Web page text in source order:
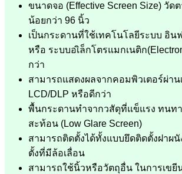
ขนาดจอ (Effective Screen Size) วั
น้อยกว่า 96 นิ้ว
เป็นกระดานที่ใช้เทคโนโลยีระบบ อินฟ
หรือ ระบบอเิล็กโตรแมกเนติก
กว่า
สามารถแสดงผลจากคอมพิวเตอร์ผ่าน
LCD/DLP หรือดีกว่า
พื้นกระดานทำจากวสัดุที่แข็แรง ทนท
สะท้อน (Low Glare Screen)
สามารถติดตั้งได้ทั้งแบบยึดติดตั้งฝาผ
ตั้งที่มีล้อเลื่อน
สามารถใช้นิ้วหรือวัตถุอื่น ในการเขยี